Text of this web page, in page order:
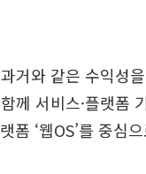
거와 같은 수익성
께 서비스·플랫폼
‘웹OS’를 중심